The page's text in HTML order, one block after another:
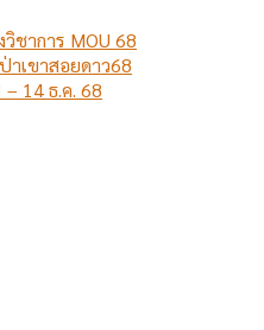
ชาการ MOU 68
เขาสอยดาว68
14 ธ.ค. 68